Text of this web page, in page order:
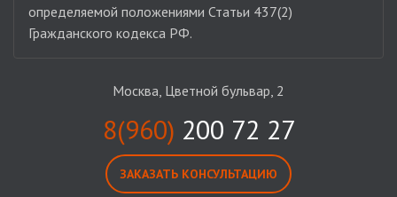
определяемой положениями Статьи 437(2)
Гражданского кодекса РФ.
Москва, Цветной бульвар, 2
8(960) 200 72 27
ЗАКАЗАТЬ КОНСУЛЬТАЦИЮ